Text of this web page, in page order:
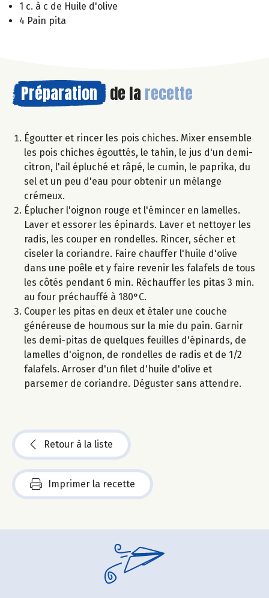
1 c. à c de Huile d'olive
4 Pain pita
Préparation de la recette
Égoutter et rincer les pois chiches. Mixer ensemble
les pois chiches égouttés, le tahin, le jus d'un demi-
citron, l'ail épluché et râpé, le cumin, le paprika, du
sel et un peu d'eau pour obtenir un mélange
crémeux.
Éplucher l'oignon rouge et l'émincer en lamelles.
Laver et essorer les épinards. Laver et nettoyer les
radis, les couper en rondelles. Rincer, sécher et
ciseler la coriandre. Faire chauffer l'huile d'olive
dans une poêle et y faire revenir les falafels de tous
les côtés pendant 6 min. Réchauffer les pitas 3 min.
au four préchauffé à 180°C.
Couper les pitas en deux et étaler une couche
généreuse de houmous sur la mie du pain. Garnir
les demi-pitas de quelques feuilles d'épinards, de
lamelles d'oignon, de rondelles de radis et de 1/2
falafels. Arroser d'un filet d'huile d'olive et
parsemer de coriandre. Déguster sans attendre.
Retour à la liste
Imprimer la recette